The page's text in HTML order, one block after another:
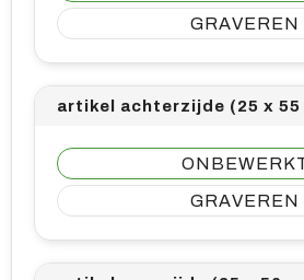
GRAVEREN
artikel achterzijde (25 x 55
GRAVEREN